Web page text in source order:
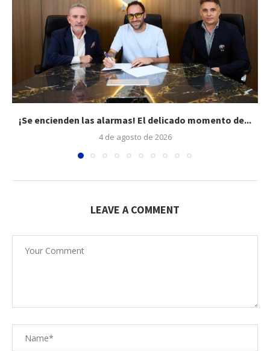
¡Se encienden las alarmas! El delicado momento de...
4 de agosto de 2026
LEAVE A COMMENT